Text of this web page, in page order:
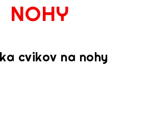
NOHY
cvikov na nohy